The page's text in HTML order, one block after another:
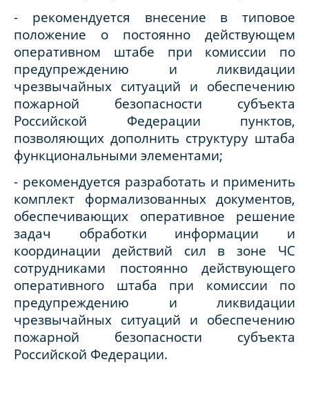
- рекомендуется внесение в типовое
положение о постоянно действующем
оперативном штабе при комиссии по
предупреждению и ликвидации
чрезвычайных ситуаций и обеспечению
пожарной безопасности субъекта
Российской Федерации пунктов,
позволяющих дополнить структуру штаба
функциональными элементами;
- рекомендуется разработать и применить
комплект формализованных документов,
обеспечивающих оперативное решение
задач обработки информации и
координации действий сил в зоне ЧС
сотрудниками постоянно действующего
оперативного штаба при комиссии по
предупреждению и ликвидации
чрезвычайных ситуаций и обеспечению
пожарной безопасности субъекта
Российской Федерации.